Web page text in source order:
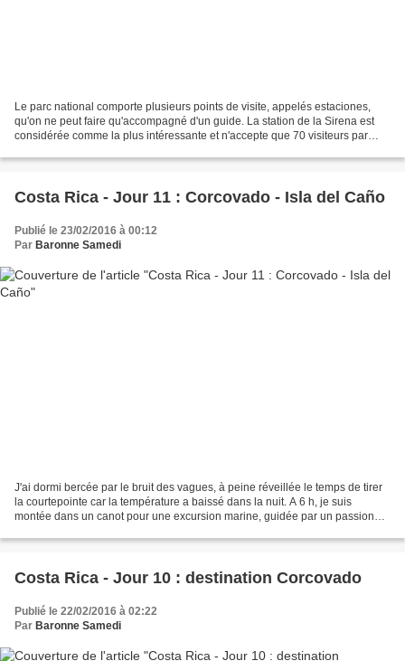
Le parc national comporte plusieurs points de visite, appelés estaciones,
qu'on ne peut faire qu'accompagné d'un guide. La station de la Sirena est
considérée comme la plus intéressante et n'accepte que 70 visiteurs par
Costa Rica - Jour 11 : Corcovado - Isla del Caño
Publié le 23/02/2016 à 00:12
Par Baronne Samedi
J'ai dormi bercée par le bruit des vagues, à peine réveillée le temps de tirer
la courtepointe car la température a baissé dans la nuit. A 6 h, je suis
montée dans un canot pour une excursion marine, guidée par un passionné,
Costa Rica - Jour 10 : destination Corcovado
Publié le 22/02/2016 à 02:22
Par Baronne Samedi